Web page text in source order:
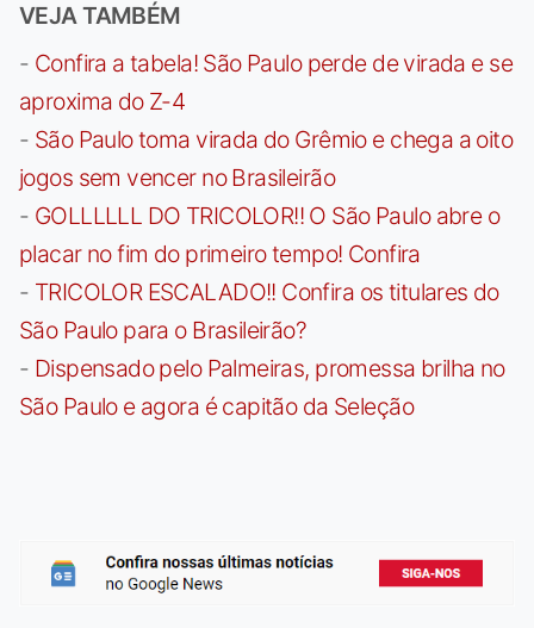
VEJA TAMBÉM
- Confira a tabela! São Paulo perde de virada e se
aproxima do Z-4
- São Paulo toma virada do Grêmio e chega a oito
jogos sem vencer no Brasileirão
- GOLLLLLL DO TRICOLOR!! O São Paulo abre o
placar no fim do primeiro tempo! Confira
- TRICOLOR ESCALADO!! Confira os titulares do
São Paulo para o Brasileirão?
- Dispensado pelo Palmeiras, promessa brilha no
São Paulo e agora é capitão da Seleção